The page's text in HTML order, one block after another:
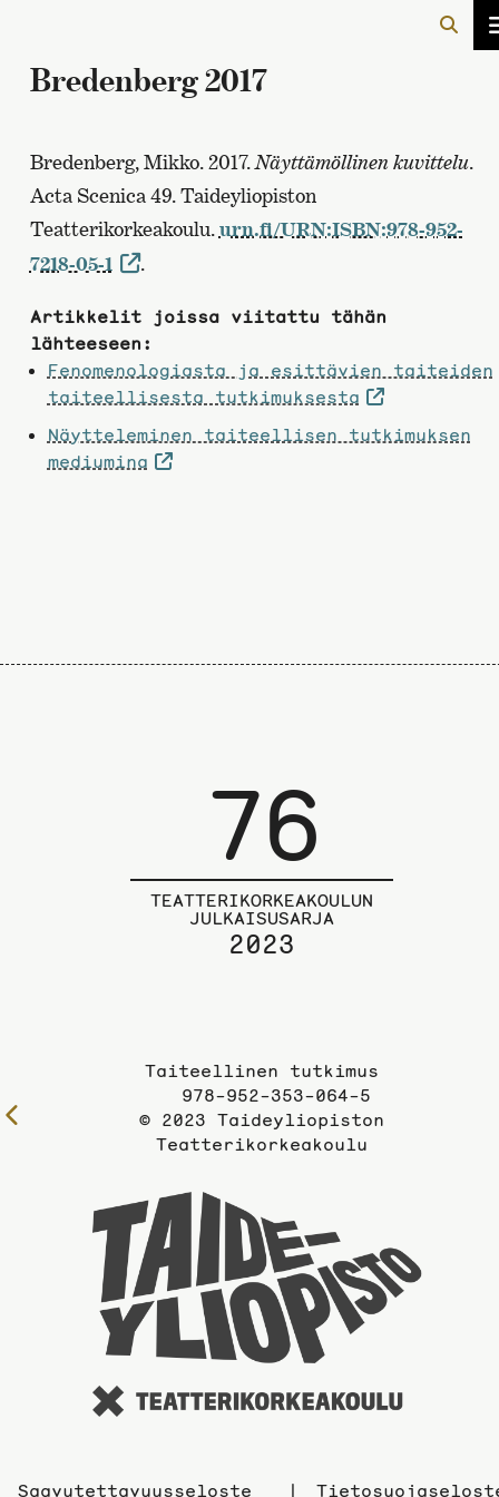
Bredenberg 2017
Bredenberg, Mikko. 2017.Näyttämöllinen kuvittelu.
Acta Scenica 49. Taideyliopiston
Teatterikorkeakoulu.urn.fi/URN:ISBN:978-952-
7218-05-1
.
Artikkelit joissa viitattu tähän
lähteeseen:
Fenomenologiasta ja esittävien taiteiden
taiteellisesta tutkimuksesta
Näytteleminen taiteellisen tutkimuksen
mediumina
Edelliselle
76
TEATTERIKORKEAKOULUN
JULKAISUSARJA
2023
Taiteellinen tutkimus
978-952-353-064-5
© 2023 Taideyliopiston
Teatterikorkeakoulu
Saavutettavuusseloste